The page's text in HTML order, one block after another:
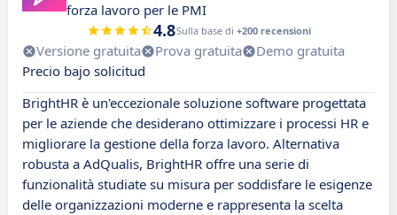
forza lavoro per le PMI
4.8Sulla base di +200 recensioni
Versione gratuita Prova gratuita
Demo gratuita
Precio bajo solicitud
BrightHR è un'eccezionale soluzione software progettata
per le aziende che desiderano ottimizzare i processi HR e
migliorare la gestione della forza lavoro. Alternativa
robusta a AdQualis, BrightHR offre una serie di
funzionalità studiate su misura per soddisfare le esigenze
delle organizzazioni moderne e rappresenta la scelta